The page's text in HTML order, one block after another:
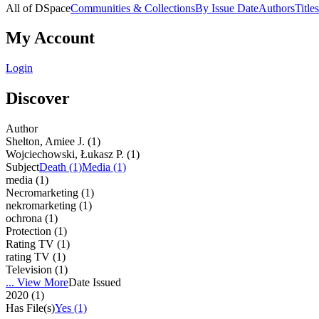
All of DSpaceCommunities & CollectionsBy Issue DateAuthorsTitles
My Account
Login
Discover
Author
Shelton, Amiee J. (1)
Wojciechowski, Łukasz P. (1)
SubjectDeath (1)Media (1)
media (1)
Necromarketing (1)
nekromarketing (1)
ochrona (1)
Protection (1)
Rating TV (1)
rating TV (1)
Television (1)
... View MoreDate Issued
2020 (1)
Has File(s)Yes (1)